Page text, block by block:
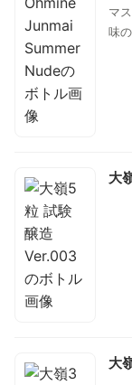
マ
味
大
大